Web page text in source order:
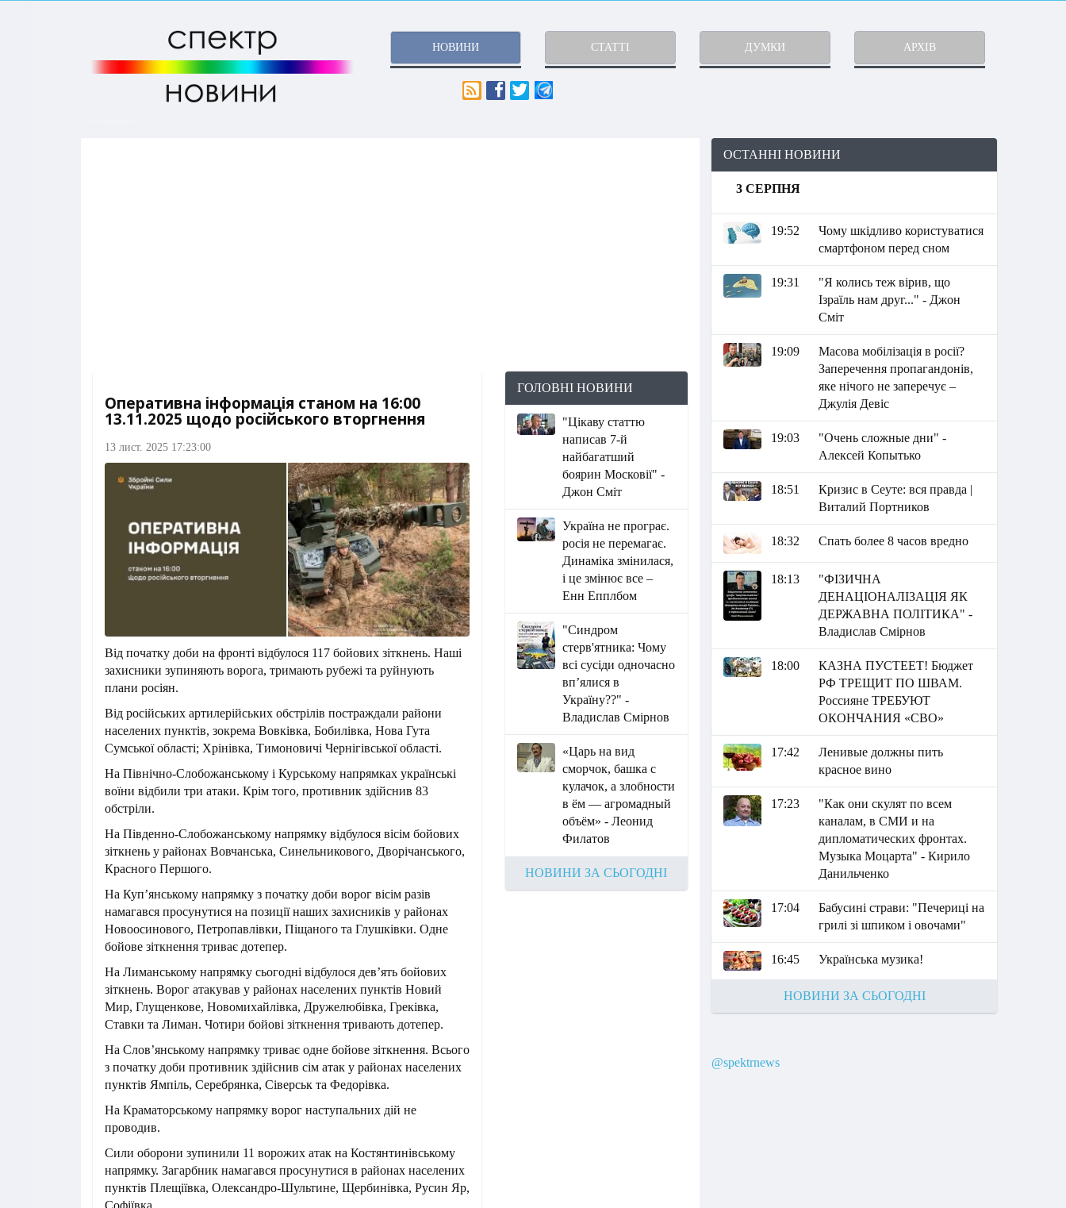
НОВИНИ СТАТТІ ДУМКИ АРХІВ
Оперативна інформація станом на 16:00
13.11.2025 щодо російського вторгнення
13 лист. 2025 17:23:00
Від початку доби на фронті відбулося 117 бойових зіткнень. Наші
захисники зупиняють ворога, тримають рубежі та руйнують
плани росіян.
Від російських артилерійських обстрілів постраждали райони
населених пунктів, зокрема Вовківка, Бобилівка, Нова Гута
Сумської області; Хрінівка, Тимоновичі Чернігівської області.
На Північно-Слобожанському і Курському напрямках українські
воїни відбили три атаки. Крім того, противник здійснив 83
обстріли.
На Південно-Слобожанському напрямку відбулося вісім бойових
зіткнень у районах Вовчанська, Синельникового, Дворічанського,
Красного Першого.
На Куп’янському напрямку з початку доби ворог вісім разів
намагався просунутися на позиції наших захисників у районах
Новоосинового, Петропавлівки, Піщаного та Глушківки. Одне
бойове зіткнення триває дотепер.
На Лиманському напрямку сьогодні відбулося дев’ять бойових
зіткнень. Ворог атакував у районах населених пунктів Новий
Мир, Глущенкове, Новомихайлівка, Дружелюбівка, Греківка,
Ставки та Лиман. Чотири бойові зіткнення тривають дотепер.
На Слов’янському напрямку триває одне бойове зіткнення. Всього
з початку доби противник здійснив сім атак у районах населених
пунктів Ямпіль, Серебрянка, Сіверськ та Федорівка.
На Краматорському напрямку ворог наступальних дій не
проводив.
Сили оборони зупинили 11 ворожих атак на Костянтинівському
напрямку. Загарбник намагався просунутися в районах населених
пунктів Плещіївка, Олександро-Шультине, Щербинівка, Русин Яр,
Софіївка.
ГОЛОВНІ НОВИНИ
"Цікаву статтю
написав 7-й
найбагатший
боярин Московії" -
Джон Сміт
Україна не програє.
росія не перемагає.
Динаміка змінилася,
і це змінює все –
Енн Епплбом
"Синдром
стерв'ятника: Чому
всі сусіди одночасно
вп’ялися в
Україну??" -
Владислав Смірнов
«Царь на вид
сморчок, башка с
кулачок, а злобности
в ём — агромадный
объём» - Леонид
Филатов
НОВИНИ ЗА СЬОГОДНІ
ОСТАННІ НОВИНИ
3 СЕРПНЯ
19:52
Чому шкідливо користуватися
смартфоном перед сном
19:31
"Я колись теж вірив, що
Ізраїль нам друг..." - Джон
Сміт
19:09
Масова мобілізація в росії?
Заперечення пропагандонів,
яке нічого не заперечує –
Джулія Девіс
19:03
"Очень сложные дни" -
Алексей Копытько
18:51
Кризис в Сеуте: вся правда |
Виталий Портников
18:32 Спать более 8 часов вредно
18:13
"ФІЗИЧНА
ДЕНАЦІОНАЛІЗАЦІЯ ЯК
ДЕРЖАВНА ПОЛІТИКА" -
Владислав Смірнов
18:00
КАЗНА ПУСТЕЕТ! Бюджет
РФ ТРЕЩИТ ПО ШВАМ.
Россияне ТРЕБУЮТ
ОКОНЧАНИЯ «СВО»
17:42
Ленивые должны пить
красное вино
17:23
"Как они скулят по всем
каналам, в СМИ и на
дипломатических фронтах.
Музыка Моцарта" - Кирило
Данильченко
17:04
Бабусині страви: "Печериці на
грилі зі шпиком і овочами"
16:45 Українська музика!
НОВИНИ ЗА СЬОГОДНІ
@spektrnews